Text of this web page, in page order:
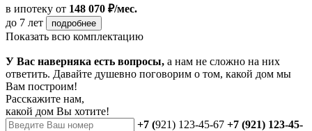
в ипотеку от 148 070 ₽/мес.
до 7 лет
подробнее
Показать всю комплектацию
У Вас наверняка есть вопросы, а нам не сложно на них
ответить. Давайте душевно поговорим о том, какой дом мы
Вам построим!
Расскажите нам,
какой дом Вы хотите!
+7 (921) 123-45-67 +7 (921) 123-45-